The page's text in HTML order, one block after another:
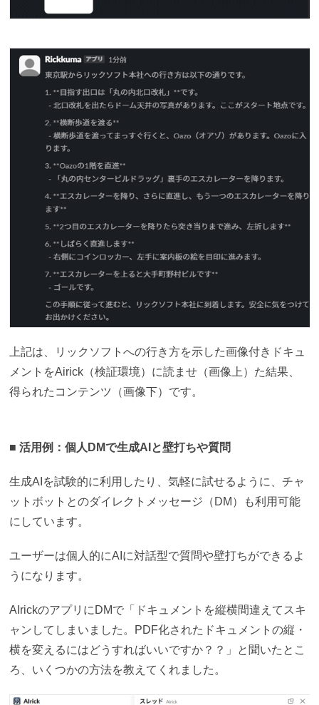
上記は、リックソフトへの行き方を示した画像付きドキュ
メントをAirick（検証環境）に読ませ（画像上）た結果、
得られたコンテンツ（画像下）です。
■ 活用例：個人DMで生成AIと壁打ちや質問
生成AIを試験的に利用したり、気軽に試せるように、チャ
ットボットとのダイレクトメッセージ（DM）も利用可能
にしています。
ユーザーは個人的にAIに対話型で質問や壁打ちができるよ
うになります。
AIrickのアプリにDMで「
ドキュメントを縦横間違えてスキ
ャンしてしまいました。PDF化されたドキュメントの縦・
横を変えるにはどうすればいいですか？ ？」と聞いたとこ
ろ、いくつかの方法を教えてくれました。